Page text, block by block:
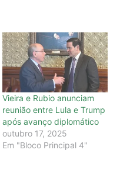
Vieira e Rubio anunciam
reunião entre Lula e Trump
após avanço diplomático
outubro 17, 2025
Em "Bloco Principal 4"